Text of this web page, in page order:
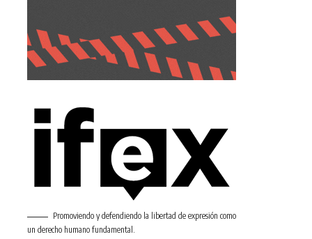
Promoviendo y defendiendo la libertad de expresión como
un derecho humano fundamental.